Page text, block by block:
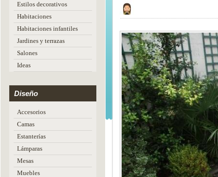
Estilos decorativos
Habitaciones
Habitaciones infantiles
Jardines y terrazas
Salones
Ideas
Diseño
Accesorios
Camas
Estanterías
Lámparas
Mesas
Muebles